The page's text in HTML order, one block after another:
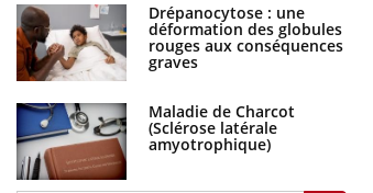
Drépanocytose : une
déformation des globules
rouges aux conséquences
graves
Maladie de Charcot
(Sclérose latérale
amyotrophique)